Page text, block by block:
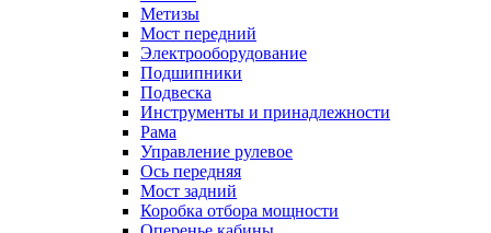
Метизы
Мост передний
Электрооборудование
Подшипники
Подвеска
Инструменты и принадлежности
Рама
Управление рулевое
Ось передняя
Мост задний
Коробка отбора мощности